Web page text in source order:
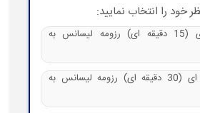
خود را انتخاب نمایید:
بسته برنزی (15 دقیقه ای) رزومه لیسانس به
بسته نقره ای (30 دقیقه ای) رزومه لیسانس به